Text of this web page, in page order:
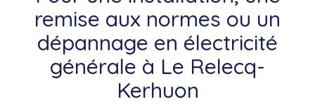
remise aux normes ou un
dépannage en électricité
générale à Le Relecq-
Kerhuon